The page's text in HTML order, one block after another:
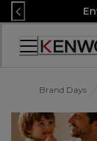
Skip
to
Content
Brand Days